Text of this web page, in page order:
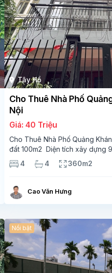
Tây Hồ
Cho Thuê Nhà Phố
Nội
Giá: 40 Triệu
Cho Thuê Nhà Phố Quảng
đất 100m2 Diện tích xây dựng
ngủ 3 phòng tắm Tầng 1 –
phòng khách , 1 phòng ngủ,1
4 4 360m2
Cao Văn Hưng
Nổi bật